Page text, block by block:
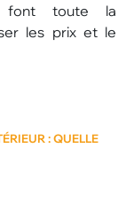
font toute la
les prix et le
: QUELLE